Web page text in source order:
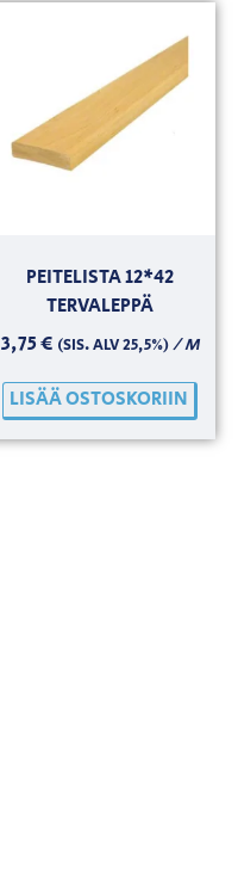
PEITELISTA 12*42
TERVALEPPÄ
3,75€ (SIS. ALV 25,5%)/ M
LISÄÄ OSTOSKORIIN